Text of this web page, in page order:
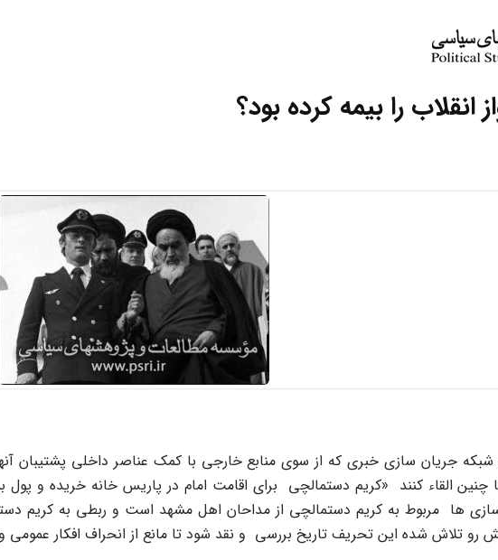
انقلاب را بیمه کرده بود؟
شبکه جریان سازی خبری که از سوی منابع خارجی با کمک عناصر داخلی پشتیبان
تا چنین القاء کنند «کریم دستمالچی برای اقامت امام در پاریس خانه خریده و
تلاش شده این تحریف تاریخ بررسی و نقد شود تا مانع از انحراف افکار